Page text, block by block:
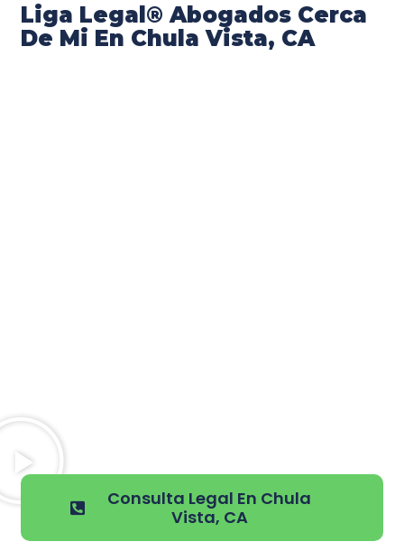
Liga Legal® Abogados Cerca
De Mi En Chula Vista, CA
Consulta Legal En Chula
Vista, CA